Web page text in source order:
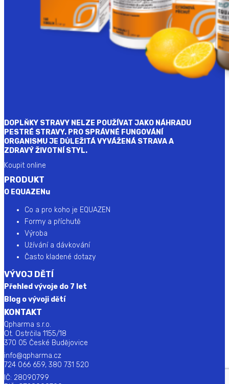
DOPLŇKY STRAVY NELZE POUŽÍVAT JAKO NÁHRADU
PESTRÉ STRAVY. PRO SPRÁVNÉ FUNGOVÁNÍ
ORGANISMU JE DŮLEŽITÁ VYVÁŽENÁ STRAVA A
ZDRAVÝ ŽIVOTNÍ STYL.
Koupit online
PRODUKT
O EQUAZENu
Co a pro koho je EQUAZEN
Formy a příchutě
Výroba
Užívání a dávkování
Často kladené dotazy
VÝVOJ DĚTÍ
Přehled vývoje do 7 let
Blog o vývoji dětí
KONTAKT
Qpharma s.r.o.
Ot. Ostrčila 1155/18
370 05 České Budějovice
info@qpharma.cz
724 066 659, 380 731 520
IČ: 28090799